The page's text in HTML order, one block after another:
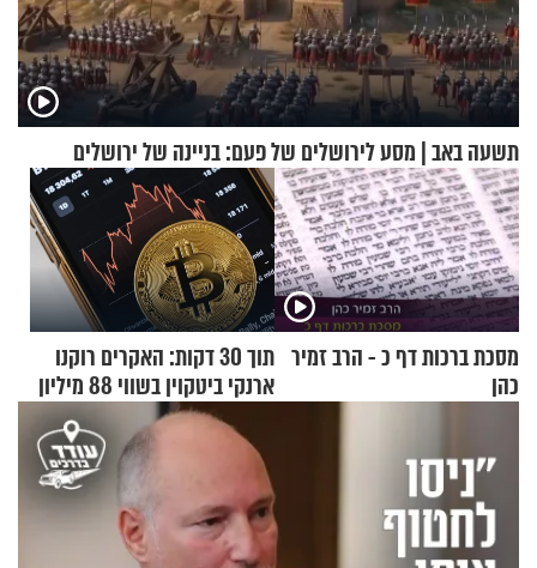
תשעה באב | מסע לירושלים של פעם: בניינה של ירושלים
מסכת ברכות דף כ - הרב זמיר
כהן
תוך 30 דקות: האקרים רוקנו
ארנקי ביטקוין בשווי 88 מיליון